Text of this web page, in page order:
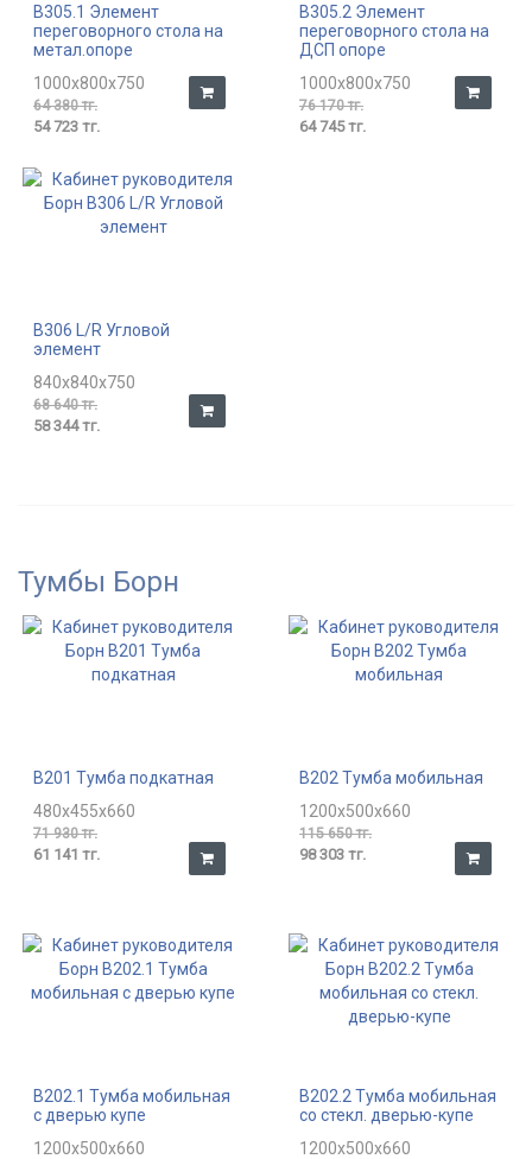
В305.1 Элемент
переговорного стола на
метал.опоре
1000x800x750
64 380 тг.
54 723 тг.
В305.2 Элемент
переговорного стола на
ДСП опоре
1000x800x750
76 170 тг.
64 745 тг.
В306 L/R Угловой
элемент
840x840x750
68 640 тг.
58 344 тг.
Тумбы Борн
В201 Тумба подкатная
480x455x660
71 930 тг.
61 141 тг.
В202 Тумба мобильная
1200x500x660
115 650 тг.
98 303 тг.
В202.1 Тумба мобильная
с дверью купе
1200x500x660
В202.2 Тумба мобильная
со стекл. дверью-купе
1200x500x660